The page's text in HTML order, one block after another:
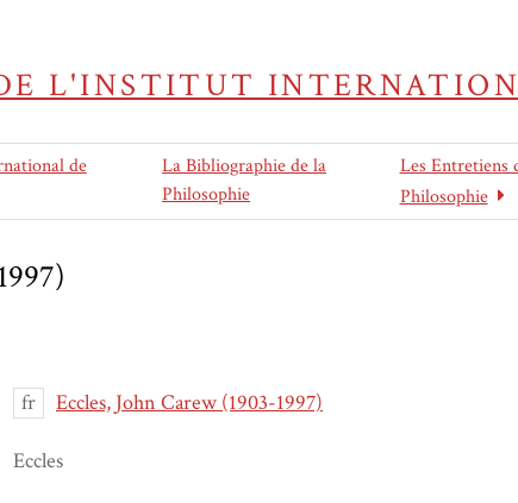
L'INSTITUT
de
La Bibliographie de la
Philosophie
Les Entretiens
Philosophie
fr Eccles, John Carew (1903-1997)
Eccles